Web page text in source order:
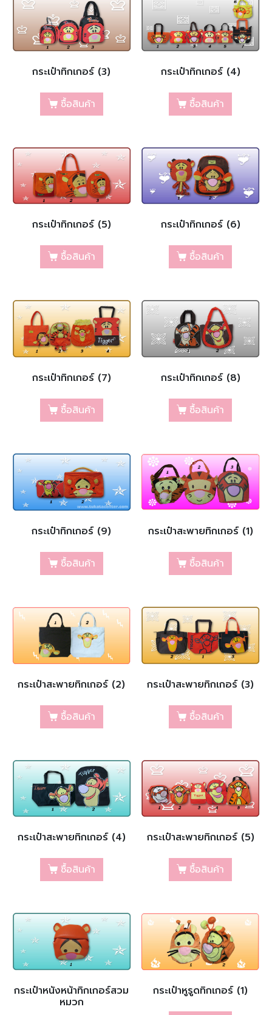
กระเป๋าทิกเกอร์ (3)
ซื้อสินค้า
กระเป๋าทิกเกอร์ (4)
ซื้อสินค้า
กระเป๋าทิกเกอร์ (5)
ซื้อสินค้า
กระเป๋าทิกเกอร์ (6)
ซื้อสินค้า
กระเป๋าทิกเกอร์ (7)
ซื้อสินค้า
กระเป๋าทิกเกอร์ (8)
ซื้อสินค้า
กระเป๋าทิกเกอร์ (9)
ซื้อสินค้า
กระเป๋าสะพายทิกเกอร์ (1)
ซื้อสินค้า
กระเป๋าสะพายทิกเกอร์ (2)
ซื้อสินค้า
กระเป๋าสะพายทิกเกอร์ (3)
ซื้อสินค้า
กระเป๋าสะพายทิกเกอร์ (4)
ซื้อสินค้า
กระเป๋าสะพายทิกเกอร์ (5)
ซื้อสินค้า
กระเป๋าหนังหน้าทิกเกอร์สวม
หมวก
กระเป๋าหูรูดทิกเกอร์ (1)